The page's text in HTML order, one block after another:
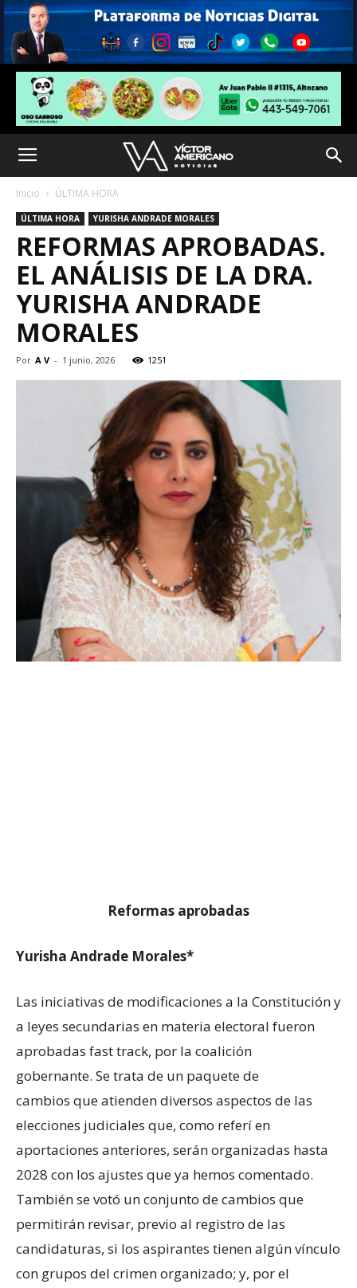
Inicio ÚLTIMA HORA
ÚLTIMA HORA YURISHA ANDRADE MORALES
REFORMAS APROBADAS.
EL ANÁLISIS DE LA DRA.
YURISHA ANDRADE
MORALES
Por A V - 1 junio, 2026 1251
Reformas aprobadas
Yurisha Andrade Morales*
Las iniciativas de modificaciones a la Constitución y
a leyes secundarias en materia electoral fueron
aprobadas fast track, por la coalición
gobernante. Se trata de un paquete de
cambios que atienden diversos aspectos de las
elecciones judiciales que, como referí en
aportaciones anteriores, serán organizadas hasta
2028 con los ajustes que ya hemos comentado.
También se votó un conjunto de cambios que
permitirán revisar, previo al registro de las
candidaturas, si los aspirantes tienen algún vínculo
con grupos del crimen organizado; y, por el